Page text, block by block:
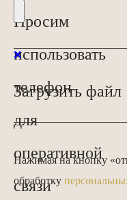
Просим
использовать
телефон
для
оперативной
связи
❌
Нажимая на кнопку
обработку